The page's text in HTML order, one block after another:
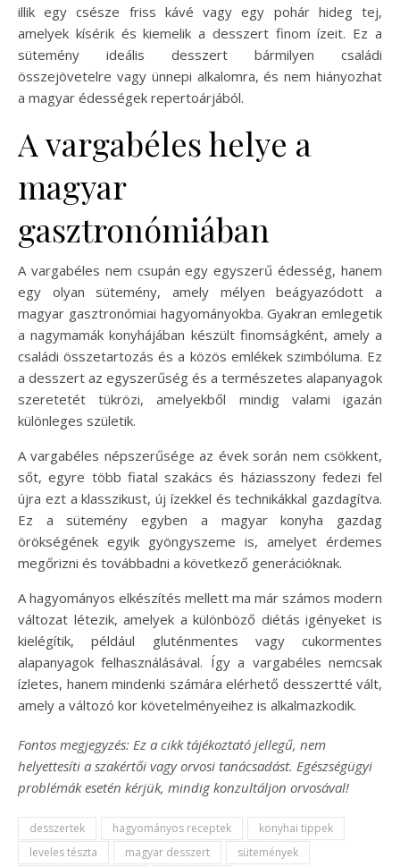
illik egy csésze friss kávé vagy egy pohár hideg tej,
amelyek kísérik és kiemelik a desszert finom ízeit. Ez a
sütemény ideális desszert bármilyen családi
összejövetelre vagy ünnepi alkalomra, és nem hiányozhat
a magyar édességek repertoárjából.
A vargabéles helye a
magyar
gasztronómiában
A vargabéles nem csupán egy egyszerű édesség, hanem
egy olyan sütemény, amely mélyen beágyazódott a
magyar gasztronómiai hagyományokba. Gyakran emlegetik
a nagymamák konyhájában készült finomságként, amely a
családi összetartozás és a közös emlékek szimbóluma. Ez
a desszert az egyszerűség és a természetes alapanyagok
szeretetét tükrözi, amelyekből mindig valami igazán
különleges születik.
A vargabéles népszerűsége az évek során nem csökkent,
sőt, egyre több fiatal szakács és háziasszony fedezi fel
újra ezt a klasszikust, új ízekkel és technikákkal gazdagítva.
Ez a sütemény egyben a magyar konyha gazdag
örökségének egyik gyöngyszeme is, amelyet érdemes
megőrizni és továbbadni a következő generációknak.
A hagyományos elkészítés mellett ma már számos modern
változat létezik, amelyek a különböző diétás igényeket is
kielégítik, például gluténmentes vagy cukormentes
alapanyagok felhasználásával. Így a vargabéles nemcsak
ízletes, hanem mindenki számára elérhető desszertté vált,
amely a változó kor követelményeihez is alkalmazkodik.
Fontos megjegyzés: Ez a cikk tájékoztató jellegű, nem
helyettesíti a szakértői vagy orvosi tanácsadást. Egészségügyi
problémák esetén kérjük, mindig konzultáljon orvosával!
desszertek hagyományos receptek
konyhai tippek
leveles tészta
magyar desszert
sütemények